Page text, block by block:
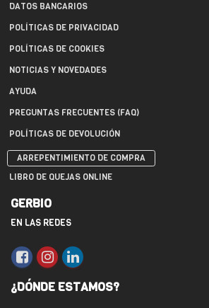
DATOS BANCARIOS
POLÍTICAS DE PRIVACIDAD
POLÍTICAS DE COOKIES
NOTICIAS Y NOVEDADES
AYUDA
PREGUNTAS FRECUENTES (FAQ)
POLÍTICAS DE DEVOLUCIÓN
ARREPENTIMIENTO DE COMPRA
LIBRO DE QUEJAS ONLINE
GERBIO
EN LAS REDES
¿DÓNDE ESTAMOS?